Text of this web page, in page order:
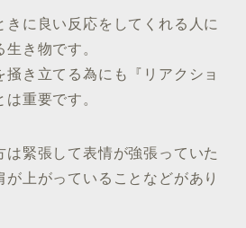
きに良い反応をしてくれる人に
き物です。
掻き立てる為にも『リアクショ
重要です。
は緊張して表情が強張っていた
が上がっていることなどがあり